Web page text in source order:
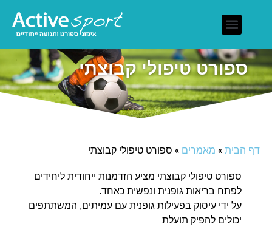
ספורט טיפולי קבוצתי
דף הבית» מאמרים » ספורט טיפולי קבוצתי
ספורט טיפולי קבוצתי מציע הזדמנות ייחודית ליחידים
לפתח בריאות גופנית ונפשית כאחד.
על ידי עיסוק בפעילות גופנית עם עמיתים, המשתתפים
יכולים להפיק תועלת